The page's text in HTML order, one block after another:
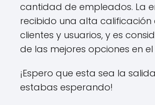
cantidad de empleados. La
recibido una alta calificación
clientes y usuarios, y es
de las mejores opciones en
¡Espero que esta sea la
estabas esperando!